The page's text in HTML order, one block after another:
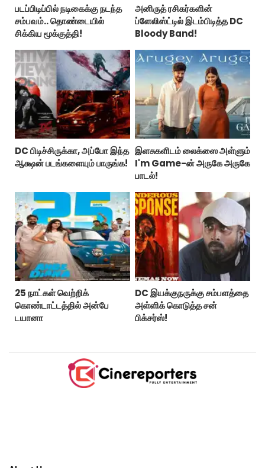
படப்பிடிப்பில் நடிகைக்கு நடந்த
சம்பவம்.. தொண்டையில்
சிக்கிய மூக்குத்தி!
அனிருத் ரசிகர்களின்
ப்ளேலிஸ்ட்டில் இடம்பிடித்த DC
Bloody Band!
DC பிடிச்சிருக்கா, அப்போ இந்த
ஆக்ஷன் படங்களையும் பாருங்க!
இளசுகளிடம் லைக்ஸை அள்ளும்
I'm Game-ன் அருகே அருகே
பாடல்!
25 நாட்கள் வெற்றிக்
கொண்டாட்டத்தில் அன்பே
டயானா
DC இயக்குநருக்கு சம்பளத்தை
அள்ளிக் கொடுத்த சன்
பிக்சர்ஸ்!